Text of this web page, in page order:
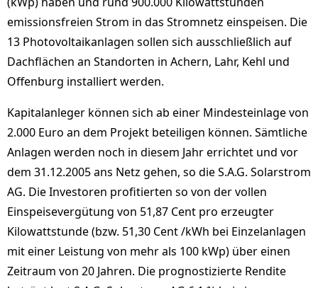
emissionsfreien Strom in das Stromnetz einspeisen. Die
13 Photovoltaikanlagen sollen sich ausschließlich auf
Dachflächen an Standorten in Achern, Lahr, Kehl und
Offenburg installiert werden.
Kapitalanleger können sich ab einer Mindesteinlage von
2.000 Euro an dem Projekt beteiligen können. Sämtliche
Anlagen werden noch in diesem Jahr errichtet und vor
dem 31.12.2005 ans Netz gehen, so die S.A.G. Solarstrom
AG. Die Investoren profitierten so von der vollen
Einspeisevergütung von 51,87 Cent pro erzeugter
Kilowattstunde (bzw. 51,30 Cent /kWh bei Einzelanlagen
mit einer Leistung von mehr als 100 kWp) über einen
Zeitraum von 20 Jahren. Die prognostizierte Rendite